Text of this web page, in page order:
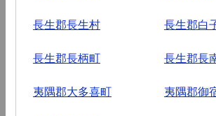
長生郡長生村 長生郡白
長生郡長柄町 長生郡長
夷隅郡大多喜町 夷隅郡御